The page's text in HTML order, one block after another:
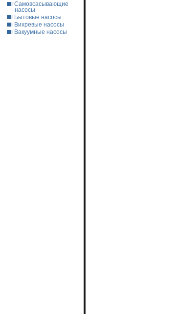
Самовсасывающие
насосы
Бытовые насосы
Вихревые насосы
Вакуумные насосы